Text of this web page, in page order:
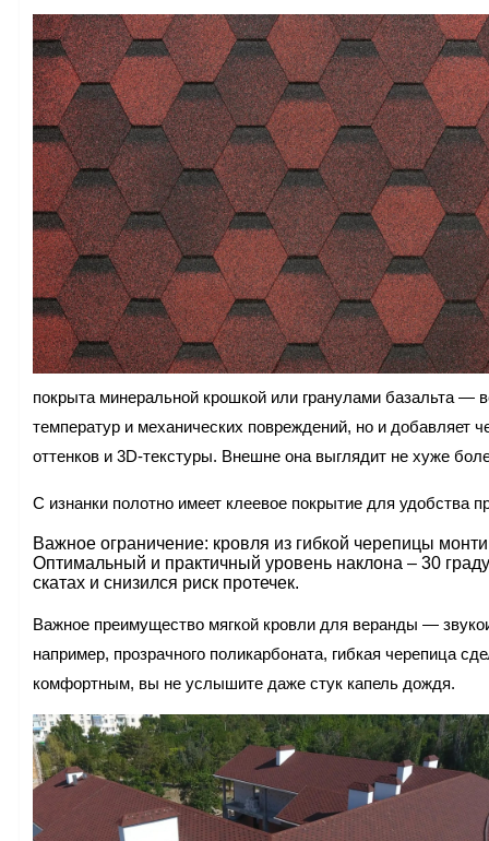
покрыта минеральной крошкой или гранулами базальта —
температур и механических повреждений, но и добавляет
оттенков и 3D-текстуры. Внешне она выглядит не хуже
С изнанки полотно имеет клеевое покрытие для удобства
Важное ограничение: кровля из гибкой черепицы
Оптимальный и практичный уровень наклона – 30
скатах и снизился риск протечек.
Важное преимущество мягкой кровли для веранды —
например, прозрачного поликарбоната, гибкая черепица
комфортным, вы не услышите даже стук капель дождя.